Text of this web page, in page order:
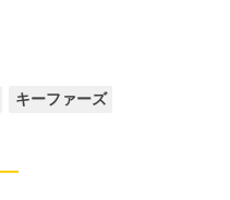
キーファーズ